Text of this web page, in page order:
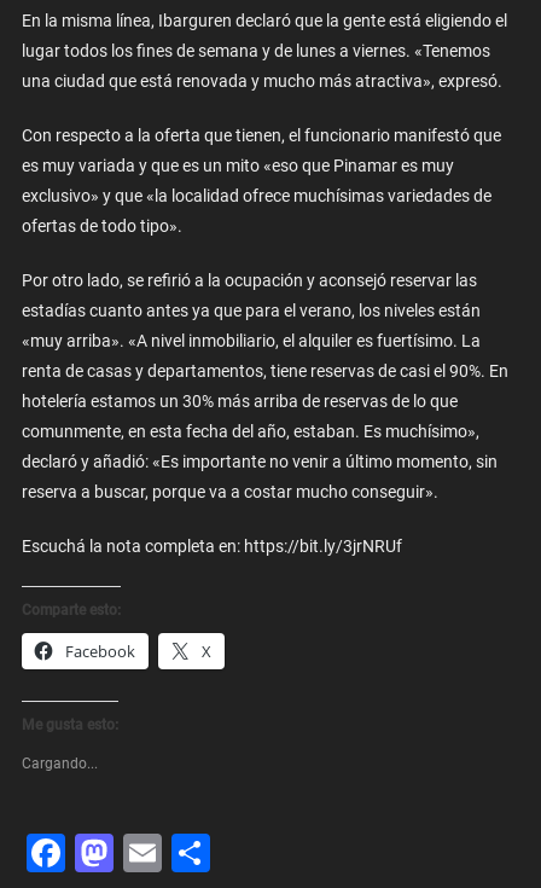
En la misma línea, Ibarguren declaró que la gente está eligiendo el
lugar todos los fines de semana y de lunes a viernes. «Tenemos
una ciudad que está renovada y mucho más atractiva», expresó.
Con respecto a la oferta que tienen, el funcionario manifestó que
es muy variada y que es un mito «eso que Pinamar es muy
exclusivo» y que «la localidad ofrece muchísimas variedades de
ofertas de todo tipo».
Por otro lado, se refirió a la ocupación y aconsejó reservar las
estadías cuanto antes ya que para el verano, los niveles están
«muy arriba». «A nivel inmobiliario, el alquiler es fuertísimo. La
renta de casas y departamentos, tiene reservas de casi el 90%. En
hotelería estamos un 30% más arriba de reservas de lo que
comunmente, en esta fecha del año, estaban. Es muchísimo»,
declaró y añadió: «Es importante no venir a último momento, sin
reserva a buscar, porque va a costar mucho conseguir».
Escuchá la nota completa en: https://bit.ly/3jrNRUf
Comparte esto:
Facebook X
Me gusta esto:
Cargando...
Facebook
Mastodon
EmailShare